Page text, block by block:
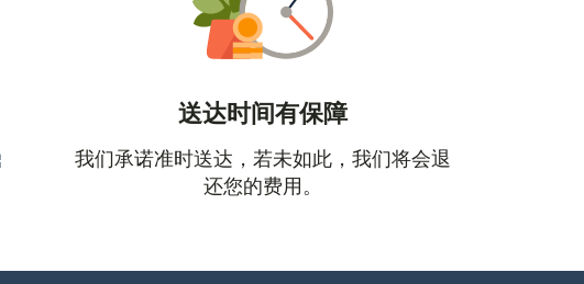
（在新窗口中打开）
送达时间有保障
我们承诺准时送达，若未如此，我们将会退
还您的费用。